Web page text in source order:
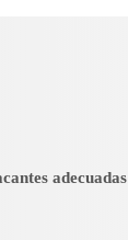
adecuadas